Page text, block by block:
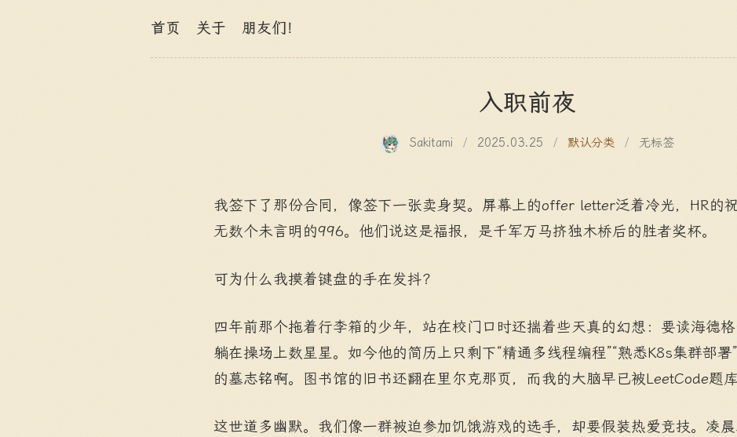
首页 关于 朋友们！
入职前夜
Sakitami / 2025.03.25 / 默认分类 / 无标签
我签下了那份合同，像签下一张卖身契。屏幕上的offer letter泛着冷光，HR的
无数个未言明的996。他们说这是福报，是千军万马挤独木桥后的胜者奖杯。
可为什么我摸着键盘的手在发抖？
四年前那个拖着行李箱的少年，站在校门口时还揣着些天真的幻想：要读海德
躺在操场上数星星。如今他的简历上只剩下“精通多线程编程”“熟悉K8s集群部
的墓志铭啊。图书馆的旧书还翻在里尔克那页，而我的大脑早已被LeetCode题库
这世道多幽默。我们像一群被迫参加饥饿游戏的选手，却要假装热爱竞技。凌